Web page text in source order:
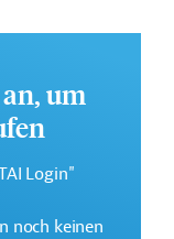
um
Login"
noch keinen